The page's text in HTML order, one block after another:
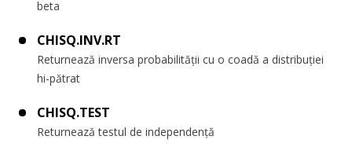
beta
CHISQ.INV.RT
Returnează inversa probabilității cu o coadă a distribuției
hi-pătrat
CHISQ.TEST
Returnează testul de independență